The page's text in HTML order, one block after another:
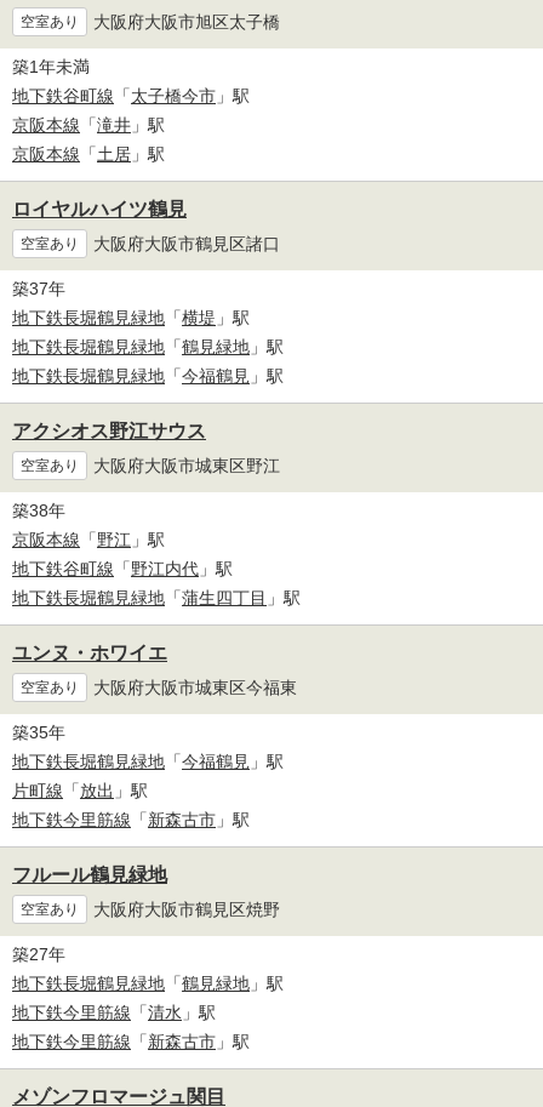
空室あり 大阪府大阪市旭区太子橋
築1年未満
地下鉄谷町線 「太子橋今市 」駅
京阪本線 「滝井 」駅
京阪本線 「土居 」駅
ロイヤルハイツ鶴見
空室あり 大阪府大阪市鶴見区諸口
築37年
地下鉄長堀鶴見緑地 「横堤 」駅
地下鉄長堀鶴見緑地 「鶴見緑地 」駅
地下鉄長堀鶴見緑地 「今福鶴見 」駅
アクシオス野江サウス
空室あり 大阪府大阪市城東区野江
築38年
京阪本線 「野江 」駅
地下鉄谷町線 「野江内代 」駅
地下鉄長堀鶴見緑地 「蒲生四丁目 」駅
ユンヌ・ホワイエ
空室あり 大阪府大阪市城東区今福東
築35年
地下鉄長堀鶴見緑地 「今福鶴見 」駅
片町線 「放出 」駅
地下鉄今里筋線 「新森古市 」駅
フルール鶴見緑地
空室あり 大阪府大阪市鶴見区焼野
築27年
地下鉄長堀鶴見緑地 「鶴見緑地 」駅
地下鉄今里筋線 「清水 」駅
地下鉄今里筋線 「新森古市 」駅
メゾンフロマージュ関目